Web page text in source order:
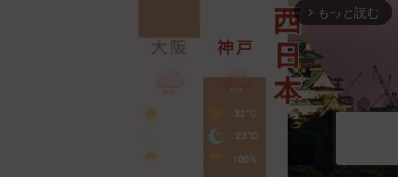
arrow_forward_ios もっと読む